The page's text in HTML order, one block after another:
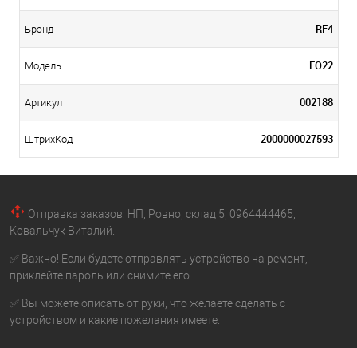
Брэнд RF4
Модель FO22
Артикул 002188
ШтрихКод 2000000027593
Отправка заказов: НП, Ровно, склад 5, 0964444465,
Ковальчук Виталий.
✅ Важно! Если будете отправлять устройство на ремонт,
приклейте пароль или снимите его.
✅ Вы можете описать от руки, что желаете сделать с
устройством и какие пожелания имеете.